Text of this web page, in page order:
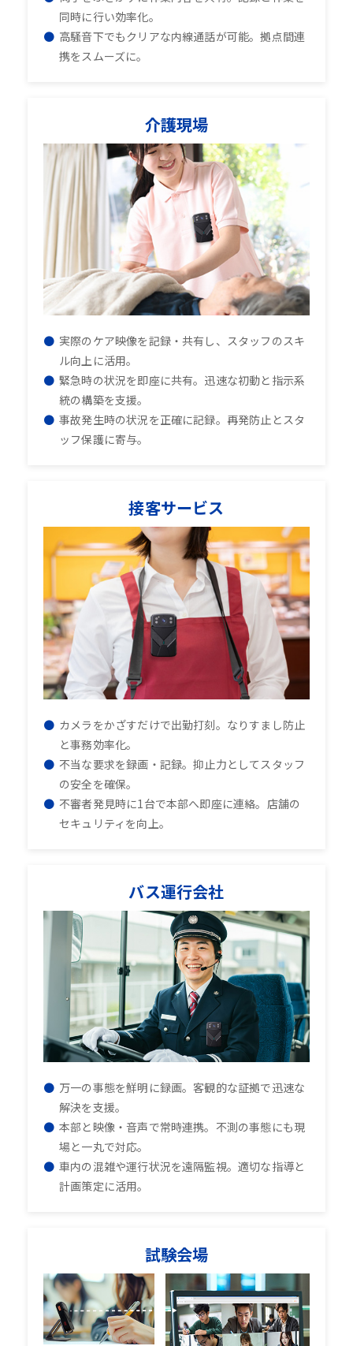
同時に行い効率化。
高騒音下でもクリアな内線通話が可能。拠点間連
携をスムーズに。
介護現場
実際のケア映像を記録・共有し、スタッフのスキ
ル向上に活用。
緊急時の状況を即座に共有。迅速な初動と指示系
統の構築を支援。
事故発生時の状況を正確に記録。再発防止とスタ
ッフ保護に寄与。
接客サービス
カメラをかざすだけで出勤打刻。なりすまし防止
と事務効率化。
不当な要求を録画・記録。抑止力としてスタッフ
の安全を確保。
不審者発見時に1台で本部へ即座に連絡。店舗の
セキュリティを向上。
バス運行会社
万一の事態を鮮明に録画。客観的な証拠で迅速な
解決を支援。
本部と映像・音声で常時連携。不測の事態にも現
場と一丸で対応。
車内の混雑や運行状況を遠隔監視。適切な指導と
計画策定に活用。
試験会場